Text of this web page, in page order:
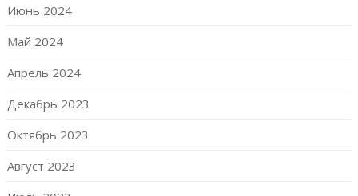
Июнь 2024
Май 2024
Апрель 2024
Декабрь 2023
Октябрь 2023
Август 2023